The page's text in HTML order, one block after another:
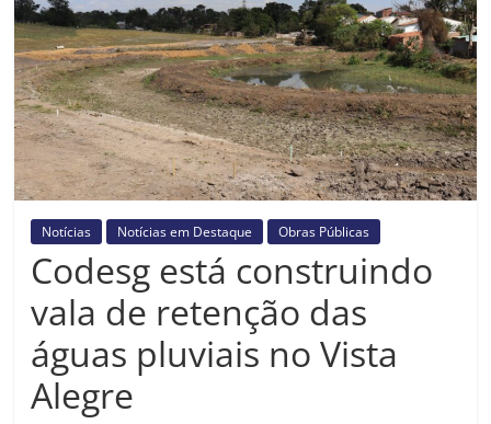
Prefeitura
Estância
Turística
Guaratinguetá
Notícias Notícias em Destaque Obras Públicas
Codesg está construindo
vala de retenção das
águas pluviais no Vista
Alegre